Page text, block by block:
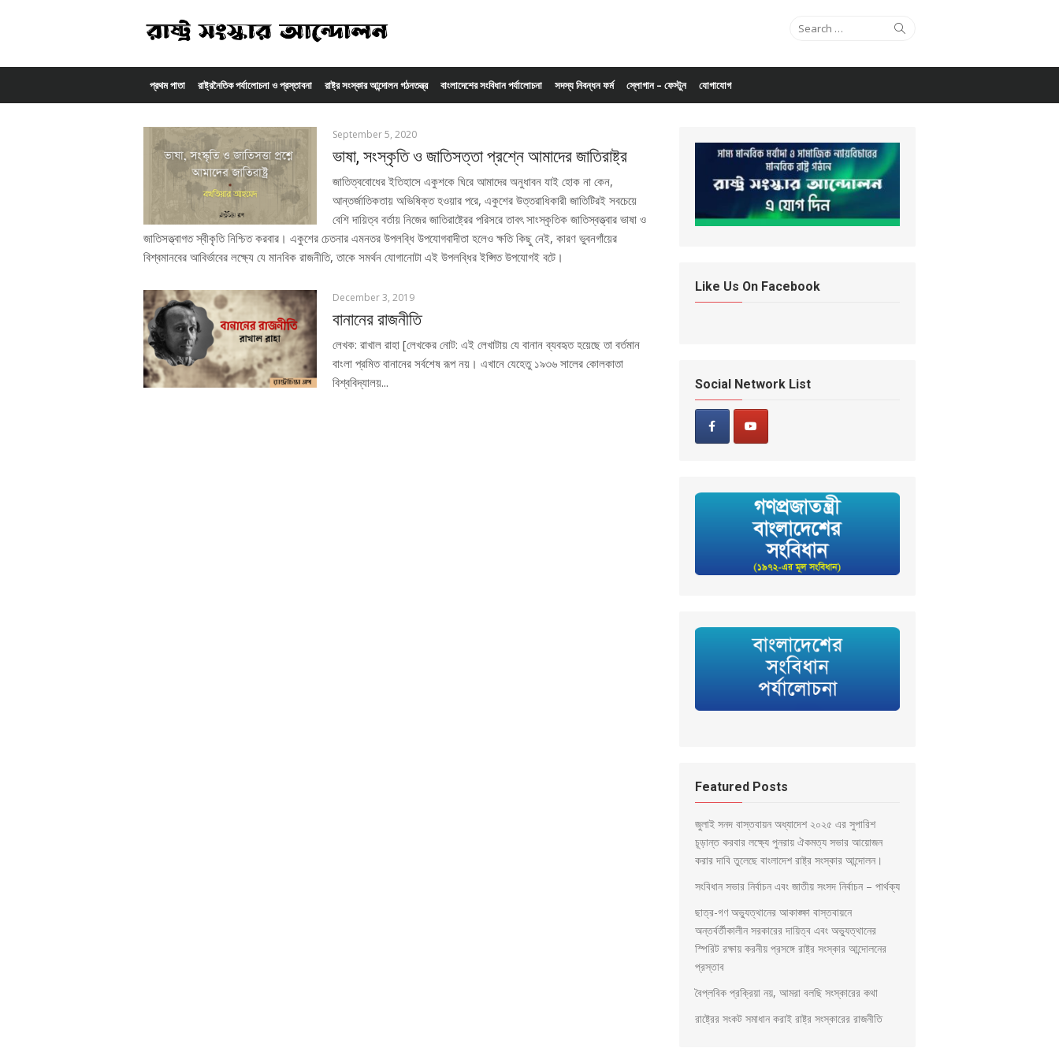
Search for:
প্রথম পাতা রাষ্ট্রনৈতিক পর্যালোচনা ও প্রস্তাবনা রাষ্ট্র সংস্কার আন্দোলন গঠনতন্ত্র বাংলাদেশের সংবিধান পর্যালোচনা সদস্য নিবন্ধন ফর্ম স্লোগান – ফেস্টুন যোগাযোগ
September 5, 2020
ভাষা, সংস্কৃতি ও জাতিসত্তা প্রশ্নে আমাদের জাতিরাষ্ট্র
জাতিত্ববোধের ইতিহাসে একুশকে ঘিরে আমাদের অনুধাবন যাই হোক না কেন,
আন্তর্জাতিকতায় অভিষিক্ত হওয়ার পরে, একুশের উত্তরাধিকারী জাতিটিরই সবচেয়ে
বেশি দায়িত্ব বর্তায় নিজের জাতিরাষ্ট্রের পরিসরে তাবৎ সাংস্কৃতিক জাতিস্বত্ত্বার ভাষা ও
জাতিসত্ত্বাগত স্বীকৃতি নিশ্চিত করবার। একুশের চেতনার এমনতর উপলব্ধি উপযোগবাদীতা হলেও ক্ষতি কিছু নেই, কারণ ভুবনগাঁয়ের
বিশ্বমানবের আবির্ভাবের লক্ষ্যে যে মানবিক রাজনীতি, তাকে সমর্থন যোগানোটা এই উপলব্ধির ইপ্সিত উপযোগই বটে।
December 3, 2019
বানানের রাজনীতি
লেখক: রাখাল রাহা [লেখকের নোট: এই লেখাটায় যে বানান ব্যবহৃত হয়েছে তা বর্তমান
বাংলা প্রমিত বানানের সর্বশেষ রূপ নয়। এখানে যেহেতু ১৯৩৬ সালের কোলকাতা
বিশ্ববিদ্যালয়...
Like Us On Facebook
Social Network List
Featured Posts
জুলাই সনদ বাস্তবায়ন অধ্যাদেশ ২০২৫ এর সুপারিশ
চূড়ান্ত করবার লক্ষ্যে পুনরায় ঐকমত্য সভার আয়োজন
করার দাবি তুলেছে বাংলাদেশ রাষ্ট্র সংস্কার আন্দোলন।
সংবিধান সভার নির্বাচন এবং জাতীয় সংসদ নির্বাচন – পার্থক্য
ছাত্র-গণ অভ্যুত্থানের আকাঙ্ক্ষা বাস্তবায়নে
অন্তর্বর্তীকালীন সরকারের দায়িত্ব এবং অভ্যুত্থানের
স্পিরিট রক্ষায় করনীয় প্রসঙ্গে রাষ্ট্র সংস্কার আন্দোলনের
প্রস্তাব
বৈপ্লবিক প্রক্রিয়া নয়, আমরা বলছি সংস্কারের কথা
রাষ্ট্রের সংকট সমাধান করাই রাষ্ট্র সংস্কারের রাজনীতি